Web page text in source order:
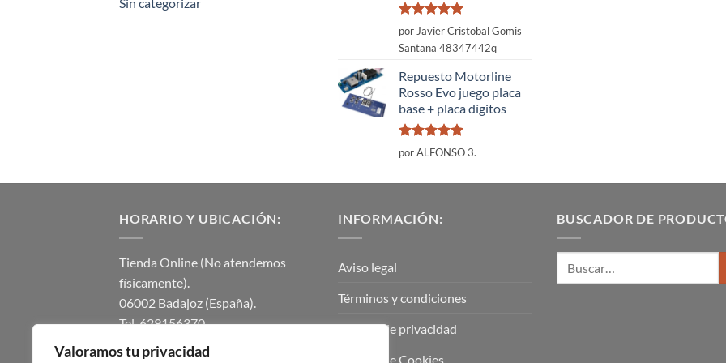
Valoramos tu privacidad
Sin categorizar
Valorado
con
por Javier Cristobal Gomis
Santana 48347442q
Repuesto Motorline
Rosso Evo juego placa
base + placa dígitos
Valorado
con
por ALFONSO 3.
HORARIO Y UBICACIÓN:
Tienda Online (No atendemos
físicamente).
06002 Badajoz (España).
Tel. 629156370.
instalmaticsur@gmail.com.
INFORMACIÓN:
Aviso legal
Términos y condiciones
Política de privacidad
Política de Cookies
BUSCADOR DE